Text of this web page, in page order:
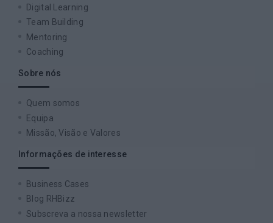
Digital Learning
Team Building
Mentoring
Coaching
Sobre nós
Quem somos
Equipa
Missão, Visão e Valores
Informações de interesse
Business Cases
Blog RHBizz
Subscreva a nossa newsletter